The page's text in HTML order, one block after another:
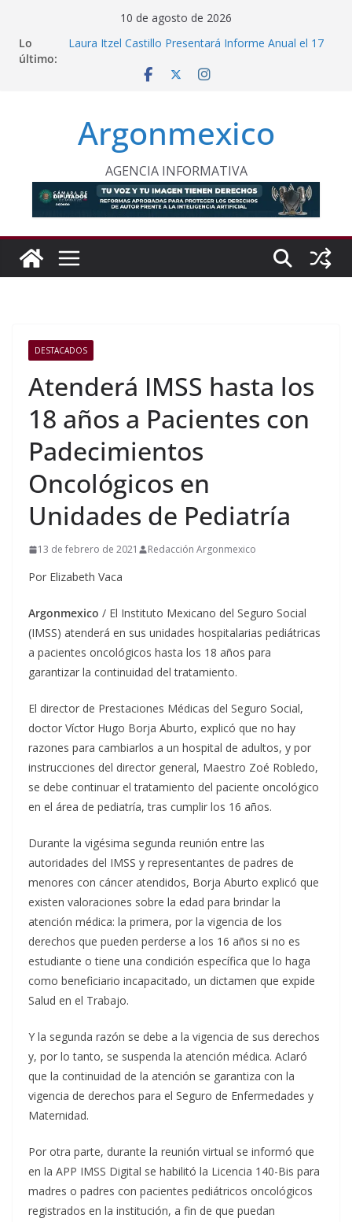
contenido
10 de agosto de 2026
Lo
último:
Laura Itzel Castillo Presentará Informe Anual el 17
Inaugura Clara Brugada Utopía “Elena Poniatowska
Permanente en México
Refuerzan Abasto de Agua en Acapulco Ante
Lluvias Intensas
INE Defiende Contrato con Territorium Life y Niega
Incumplimientos
Argonmexico
AGENCIA INFORMATIVA
DESTACADOS
Atenderá IMSS hasta los
18 años a Pacientes con
Padecimientos
Oncológicos en
Unidades de Pediatría
13 de febrero de 2021 Redacción Argonmexico
Por Elizabeth Vaca
Argonmexico / El Instituto Mexicano del Seguro Social
(IMSS) atenderá en sus unidades hospitalarias pediátricas
a pacientes oncológicos hasta los 18 años para
garantizar la continuidad del tratamiento.
El director de Prestaciones Médicas del Seguro Social,
doctor Víctor Hugo Borja Aburto, explicó que no hay
razones para cambiarlos a un hospital de adultos, y por
instrucciones del director general, Maestro Zoé Robledo,
se debe continuar el tratamiento del paciente oncológico
en el área de pediatría, tras cumplir los 16 años.
Durante la vigésima segunda reunión entre las
autoridades del IMSS y representantes de padres de
menores con cáncer atendidos, Borja Aburto explicó que
existen valoraciones sobre la edad para brindar la
atención médica: la primera, por la vigencia de los
derechos que pueden perderse a los 16 años si no es
estudiante o tiene una condición específica que lo haga
como beneficiario incapacitado, un dictamen que expide
Salud en el Trabajo.
Y la segunda razón se debe a la vigencia de sus derechos
y, por lo tanto, se suspenda la atención médica. Aclaró
que la continuidad de la atención se garantiza con la
vigencia de derechos para el Seguro de Enfermedades y
Maternidad.
Por otra parte, durante la reunión virtual se informó que
en la APP IMSS Digital se habilitó la Licencia 140-Bis para
madres o padres con pacientes pediátricos oncológicos
registrados en la institución, a fin de que puedan